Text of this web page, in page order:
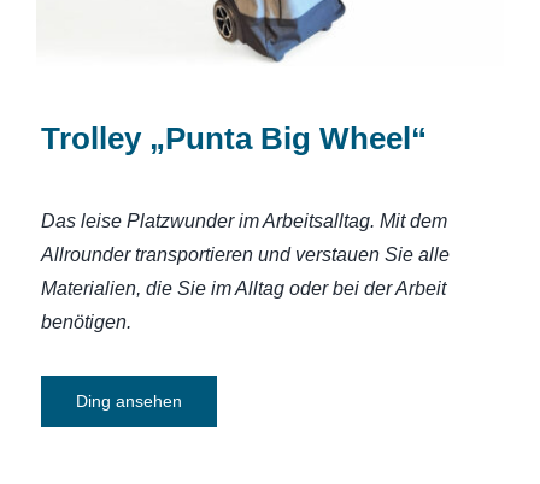
Trolley „Punta Big Wheel“
Das leise Platzwunder im Arbeitsalltag. Mit dem
Allrounder transportieren und verstauen Sie alle
Materialien, die Sie im Alltag oder bei der Arbeit
benötigen.
Ding ansehen